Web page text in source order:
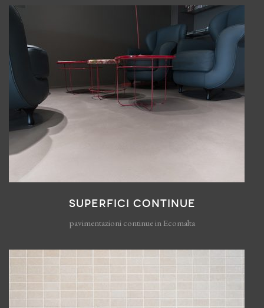
SUPERFICI CONTINUE
pavimentazioni continue in Ecomalta